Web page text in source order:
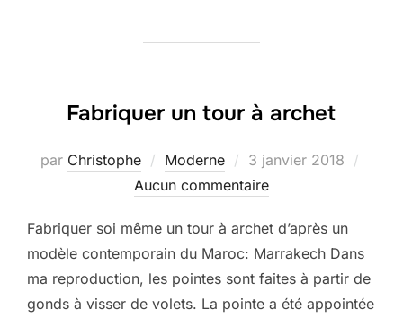
Fabriquer un tour à archet
par Christophe Moderne
Publié
le
3 janvier 2018
Aucun commentaire
Fabriquer soi même un tour à archet d’après un
modèle contemporain du Maroc: Marrakech Dans
ma reproduction, les pointes sont faites à partir de
gonds à visser de volets. La pointe a été appointée